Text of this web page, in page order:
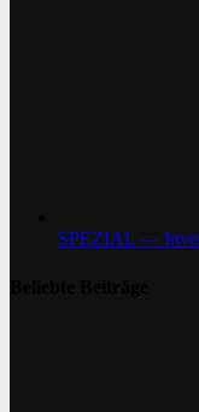
SPEZIAL —